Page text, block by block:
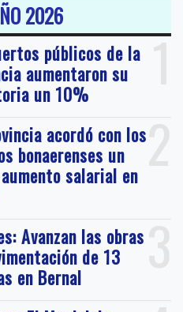
2026
1
públicos de la
aumentaron su
un 10%
2
acordó con los
bonaerenses un
salarial en
3
Avanzan las obras
de 13
en Bernal